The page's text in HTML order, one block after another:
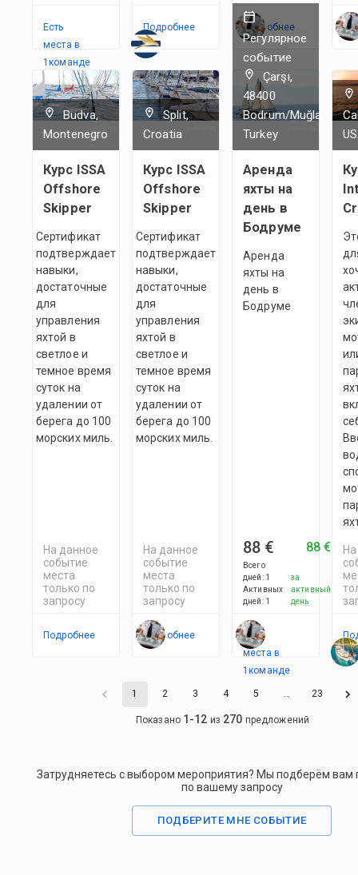
Есть
места в
1командe
Подробнее Подробнее
Budva,
Montenegro
Курс ISSA
Offshore
Skipper
Сертификат
подтверждает
навыки,
достаточные
для
управления
яхтой в
светлое и
темное время
суток на
удалении от
берега до 100
морских миль.
На данное
событие
места
только по
запросу
Подробнее
Split,
Croatia
Курс ISSA
Offshore
Skipper
Сертификат
подтверждает
навыки,
достаточные
для
управления
яхтой в
светлое и
темное время
суток на
удалении от
берега до 100
морских миль.
На данное
событие
места
только по
запросу
Подробнее
Регулярное
событие
Çarşı,
48400
Bodrum/Muğla,
Turkey
Аренда
яхты на
день в
Бодруме
Аренда
яхты на
день в
Бодруме
88 €
Всего
дней: 1
Активных
дней: 1
88 €
за
активный
день
Есть
места в
1командe
1 2 3 4 5 … 23
Показано 1 -12 из 270 предложений
Затрудняетесь с выбором мероприятия? Мы подберём вам
по вашему запросу
ПОДБЕРИТЕ МНЕ СОБЫТИЕ